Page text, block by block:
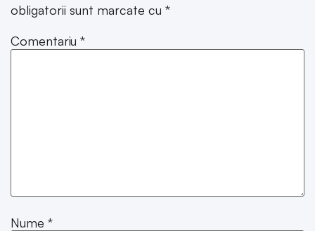
obligatorii sunt marcate cu *
Comentariu *
Nume *